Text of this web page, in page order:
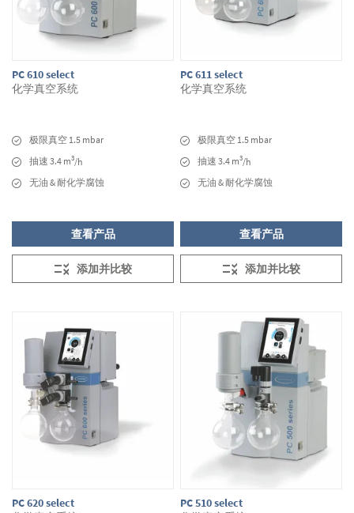
PC 610 select
化学真空系统
极限真空 1.5 mbar
抽速 3.4 m3/h
无油 & 耐化学腐蚀
查看产品
添加并比较
PC 611 select
化学真空系统
极限真空 1.5 mbar
抽速 3.4 m3/h
无油 & 耐化学腐蚀
查看产品
添加并比较
PC 620 select
PC 510 select